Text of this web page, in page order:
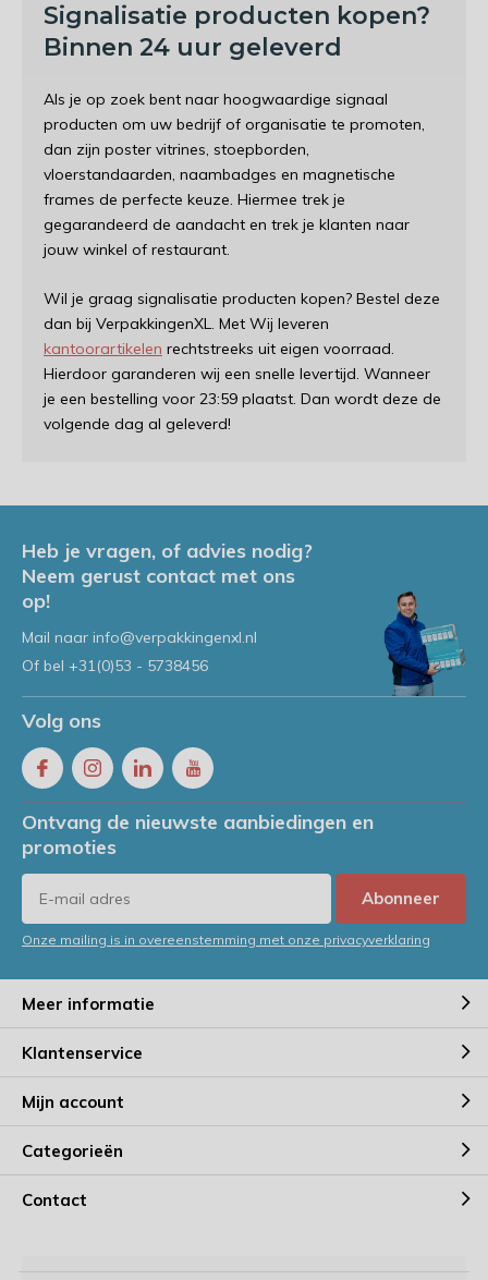
Signalisatie producten kopen?
Binnen 24 uur geleverd
Als je op zoek bent naar hoogwaardige signaal
producten om uw bedrijf of organisatie te promoten,
dan zijn poster vitrines, stoepborden,
vloerstandaarden, naambadges en magnetische
frames de perfecte keuze. Hiermee trek je
gegarandeerd de aandacht en trek je klanten naar
jouw winkel of restaurant.
Wil je graag signalisatie producten kopen? Bestel deze
dan bij VerpakkingenXL. Met Wij leveren
kantoorartikelen rechtstreeks uit eigen voorraad.
Hierdoor garanderen wij een snelle levertijd. Wanneer
je een bestelling voor 23:59 plaatst. Dan wordt deze de
volgende dag al geleverd!
Heb je vragen, of advies nodig?
Neem gerust contact met ons
op!
Mail naar info@verpakkingenxl.nl
Of bel +31(0)53 - 5738456
Volg ons
Ontvang de nieuwste aanbiedingen en
promoties
Abonneer
Onze mailing is in overeenstemming met onze privacyverklaring
Meer informatie
Klantenservice
Mijn account
Categorieën
Contact